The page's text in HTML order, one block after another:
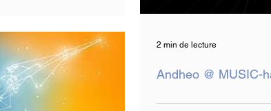
Andheo @ MUSIC-
2 min de lecture